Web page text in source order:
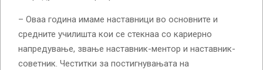
– Оваа година имаме наставници во основните и
средните училишта кои се стекнаа со кариерно
напредување, звање наставник-ментор и наставник-
советник. Честитки за постигнувањата на